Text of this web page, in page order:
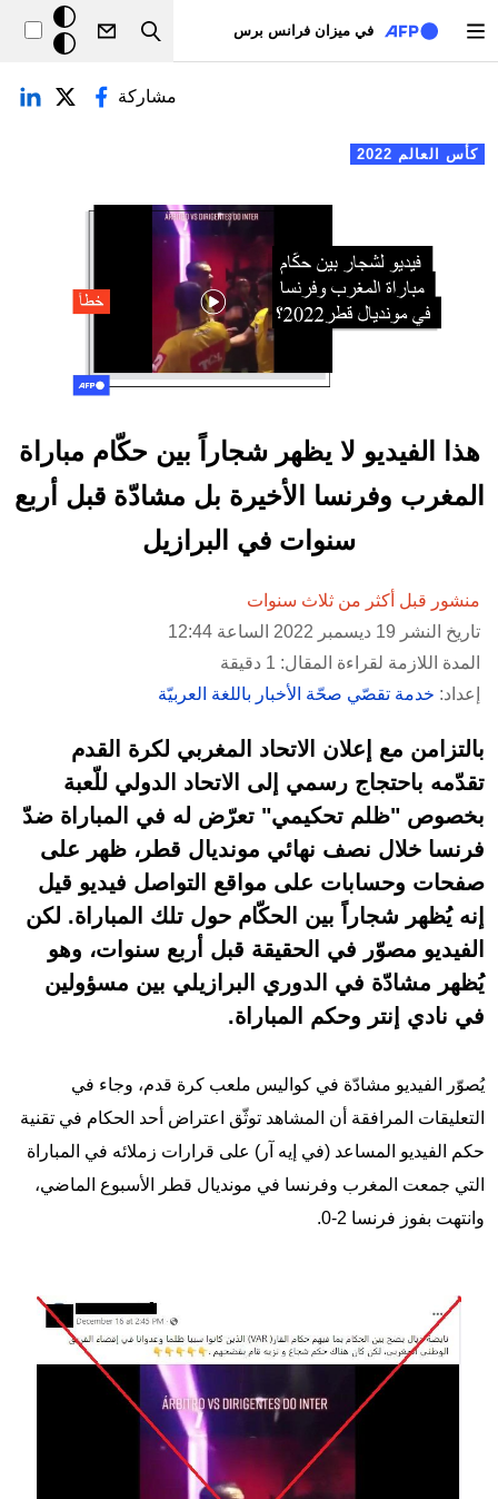
في ميزان فرانس برس
Search
خلفيّة
داكنة
التبويبات الأساسية
كأس العالم 2022
مشاركة
هذا الفيديو لا يظهر شجاراً بين حكّام مباراة
المغرب وفرنسا الأخيرة بل مشادّة قبل أربع
سنوات في البرازيل
منشور قبل أكثر من ثلاث سنوات
تاريخ النشر 19 ديسمبر 2022 الساعة 12:44
المدة اللازمة لقراءة المقال: 1 دقيقة
إعداد: خدمة تقصّي صحّة الأخبار باللغة العربيّة
بالتزامن مع إعلان الاتحاد المغربي لكرة القدم
تقدّمه باحتجاج رسمي إلى الاتحاد الدولي للّعبة
بخصوص "ظلم تحكيمي" تعرّض له في المباراة ضدّ
فرنسا خلال نصف نهائي مونديال قطر، ظهر على
صفحات وحسابات على مواقع التواصل فيديو قيل
إنه يُظهر شجاراً بين الحكّام حول تلك المباراة. لكن
الفيديو مصوّر في الحقيقة قبل أربع سنوات، وهو
يُظهر مشادّة في الدوري البرازيلي بين مسؤولين
في نادي إنتر وحكم المباراة.
يُصوّر الفيديو مشادّة في كواليس ملعب كرة قدم، وجاء في
التعليقات المرافقة أن المشاهد توثّق اعتراض أحد الحكام في تقنية
حكم الفيديو المساعد (في إيه آر) على قرارات زملائه في المباراة
التي جمعت المغرب وفرنسا في مونديال قطر الأسبوع الماضي،
وانتهت بفوز فرنسا 2-0.
Image